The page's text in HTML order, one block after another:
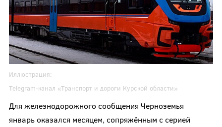
Иллюстрация:
Telegram-канал «Транспорт и дороги Курской области»
Для железнодорожного сообщения Черноземья
январь оказался месяцем, сопряжённым с серией